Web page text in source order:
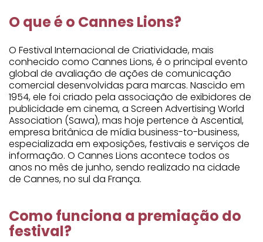
O que é o Cannes Lions?
O Festival Internacional de Criatividade, mais
conhecido como Cannes Lions, é o principal evento
global de avaliação de ações de comunicação
comercial desenvolvidas para marcas. Nascido em
1954, ele foi criado pela associação de exibidores de
publicidade em cinema, a Screen Advertising World
Association (Sawa), mas hoje pertence à Ascential,
empresa britânica de mídia business-to-business,
especializada em exposições, festivais e serviços de
informação. O Cannes Lions acontece todos os
anos no mês de junho, sendo realizado na cidade
de Cannes, no sul da França.
Como funciona a premiação do
festival?